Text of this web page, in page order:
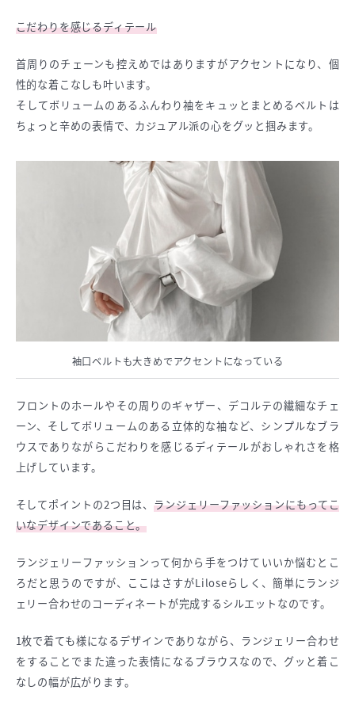
こだわりを感じるディテール
首周りのチェーンも控えめではありますがアクセントになり、個
性的な着こなしも叶います。
そしてボリュームのあるふんわり袖をキュッとまとめるベルトは
ちょっと辛めの表情で、カジュアル派の心をグッと掴みます。
袖口ベルトも大きめでアクセントになっている
フロントのホールやその周りのギャザー、デコルテの繊細なチェ
ーン、そしてボリュームのある立体的な袖など、シンプルなブラ
ウスでありながらこだわりを感じるディテールがおしゃれさを格
上げしています。
そしてポイントの2つ目は、ランジェリーファッションにもってこ
いなデザインであること。
ランジェリーファッションって何から手をつけていいか悩むとこ
ろだと思うのですが、ここはさすがLiloseらしく、簡単にランジ
ェリー合わせのコーディネートが完成するシルエットなのです。
1枚で着ても様になるデザインでありながら、ランジェリー合わせ
をすることでまた違った表情になるブラウスなので、グッと着こ
なしの幅が広がります。